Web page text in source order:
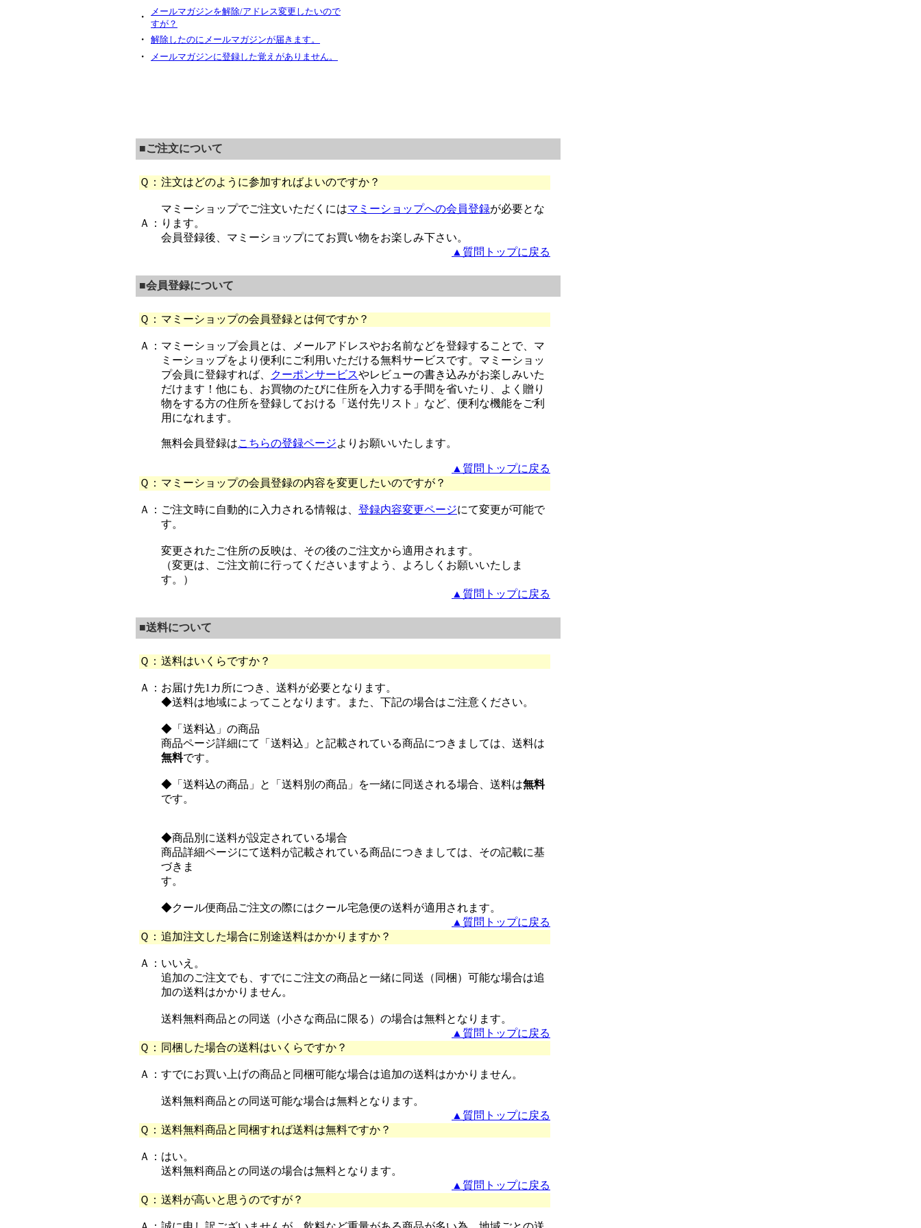
・
メールマガジンを解除/アドレス変更したいので
すが？
・ 解除したのにメールマガジンが届きます。
・ メールマガジンに登録した覚えがありません。
■ご注文について
Ｑ： 注文はどのように参加すればよいのですか？
Ａ：
マミーショップでご注文いただくにはマミーショップへの会員登録が必要とな
ります。
会員登録後、マミーショップにてお買い物をお楽しみ下さい。
▲質問トップに戻る
■会員登録について
Ｑ： マミーショップの会員登録とは何ですか？
Ａ： マミーショップ会員とは、メールアドレスやお名前などを登録することで、マ
ミーショップをより便利にご利用いただける無料サービスです。マミーショッ
プ会員に登録すれば、
クーポンサービスやレビューの書き込みがお楽しみいた
だけます！他にも、お買物のたびに住所を入力する手間を省いたり、よく贈り
物をする方の住所を登録しておける「送付先リスト」など、便利な機能をご利
用になれます。
無料会員登録はこちらの登録ページよりお願いいたします。
▲質問トップに戻る
Ｑ： マミーショップの会員登録の内容を変更したいのですが？
Ａ： ご注文時に自動的に入力される情報は、 登録内容変更ページにて変更が可能で
す。
変更されたご住所の反映は、その後のご注文から適用されます。
（変更は、ご注文前に行ってくださいますよう、よろしくお願いいたしま
す。）
▲質問トップに戻る
■送料について
Ｑ： 送料はいくらですか？
Ａ： お届け先1カ所につき、送料が必要となります。
◆送料は地域によってことなります。また、下記の場合はご注意ください。
◆「送料込」の商品
商品ページ詳細にて「送料込」と記載されている商品につきましては、送料は
無料です。
◆「送料込の商品」と「送料別の商品」を一緒に同送される場合、送料は無料
です。
◆商品別に送料が設定されている場合
商品詳細ページにて送料が記載されている商品につきましては、その記載に基
づきま
す。
◆クール便商品ご注文の際にはクール宅急便の送料が適用されます。
▲質問トップに戻る
Ｑ： 追加注文した場合に別途送料はかかりますか？
Ａ： いいえ。
追加のご注文でも、すでにご注文の商品と一緒に同送（同梱）可能な場合は追
加の送料はかかりません。
送料無料商品との同送（小さな商品に限る）の場合は無料となります。
▲質問トップに戻る
Ｑ： 同梱した場合の送料はいくらですか？
Ａ： すでにお買い上げの商品と同梱可能な場合は追加の送料はかかりません。
送料無料商品との同送可能な場合は無料となります。
▲質問トップに戻る
Ｑ： 送料無料商品と同梱すれば送料は無料ですか？
Ａ： はい。
送料無料商品との同送の場合は無料となります。
▲質問トップに戻る
Ｑ： 送料が高いと思うのですが？